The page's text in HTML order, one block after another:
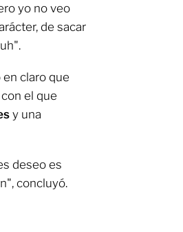
yo no veo
de sacar
claro que
el que
y una
deseo es
concluyó.